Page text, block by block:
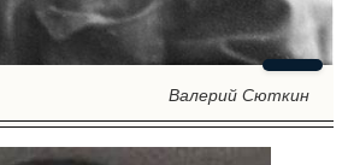
Валерий Сюткин